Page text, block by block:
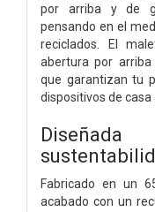
por arriba y de
pensando en el
reciclados. El
abertura por
que garantizan tu
dispositivos de casa
Fabricado en un
acabado con un